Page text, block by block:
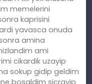
memelerini
kaprisini
yavasca onuda
amina
ami
cikardik uzayip
sokup gidip geldim